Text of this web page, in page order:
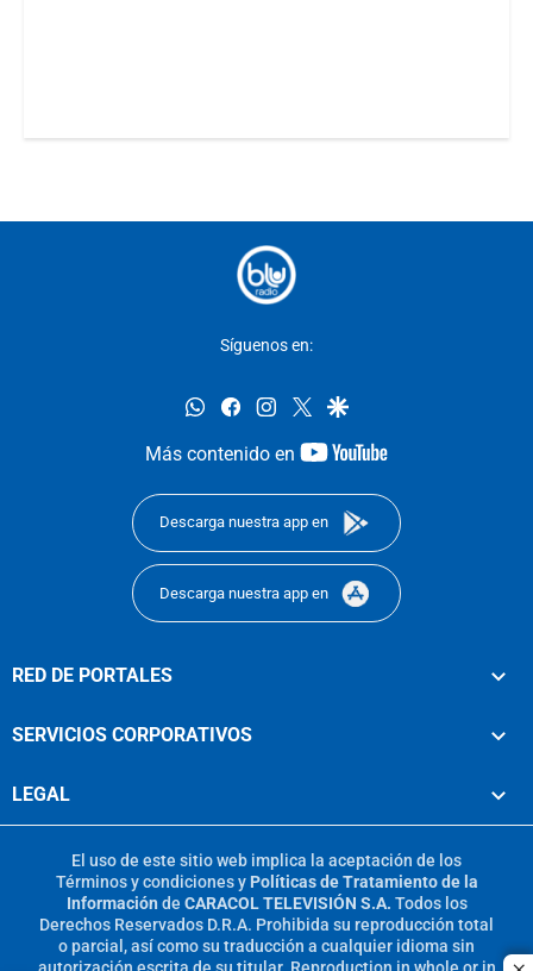
Síguenos en:
whatsappfacebookinstagram
twittergoogle
Más contenido en
youtube-
Descarga nuestra app en
Descarga nuestra app en
RED DE PORTALES
SERVICIOS CORPORATIVOS
LEGAL
El uso de este sitio web implica la aceptación de los
Términos y condicionesy Políticas de Tratamiento de la
Información de CARACOL TELEVISIÓN S.A. Todos los
Derechos Reservados D.R.A. Prohibida su reproducción total
o parcial, así como su traducción a cualquier idioma sin